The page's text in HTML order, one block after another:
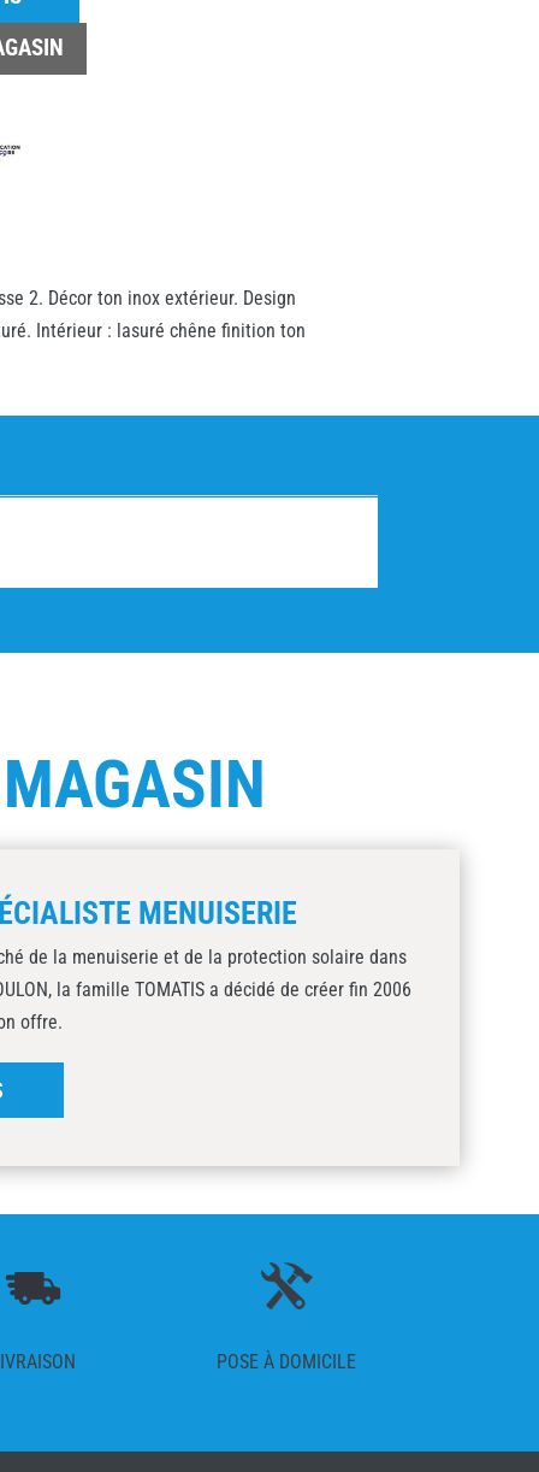
2. Décor ton inox extérieur. Design
Intérieur : lasuré chêne finition ton
MAGASIN
MENUISERIE
de la menuiserie et de la protection solaire dans
la famille TOMATIS a décidé de créer fin 2006
offre.
POSE À DOMICILE